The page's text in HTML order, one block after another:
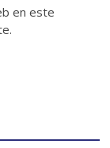
en este